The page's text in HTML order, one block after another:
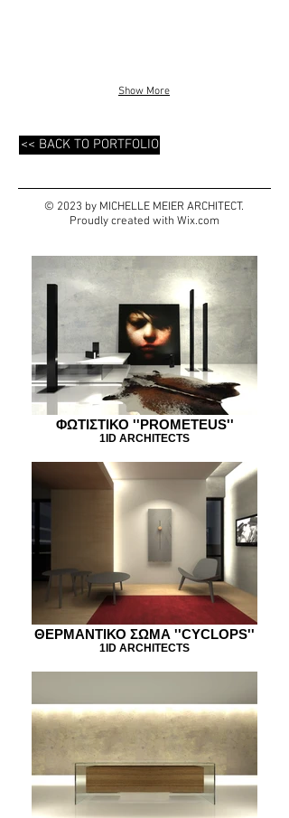
Show More
<< BACK TO PORTFOLIO
© 2023 by MICHELLE MEIER ARCHITECT.
Proudly created with Wix.com
ΦΩΤΙΣΤΙΚΟ ''PROMETEUS''
1ID ARCHITECTS
ΘΕΡΜΑΝΤΙΚΟ ΣΩΜΑ ''CYCLOPS''
1ID ARCHITECTS